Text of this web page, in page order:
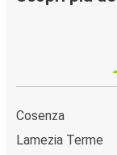
collegate dai
popolari
Terme.
Cosenza
Lamezia Terme